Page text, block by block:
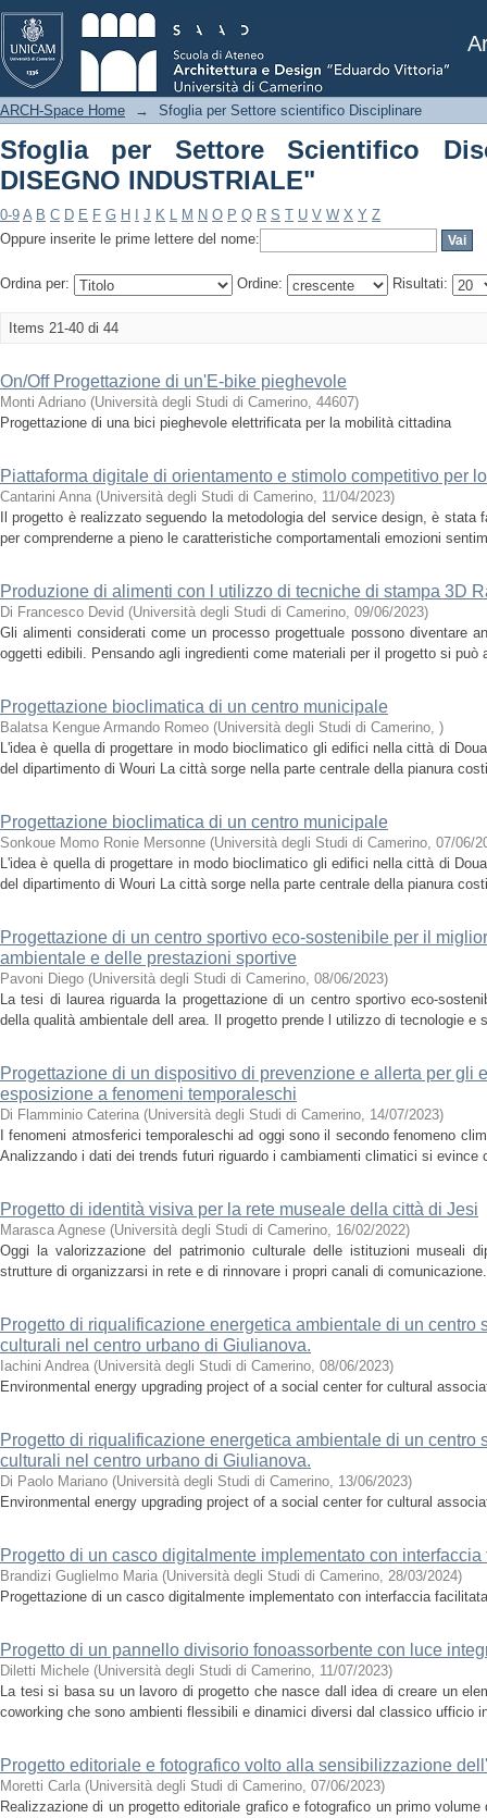
Sfoglia per Settore Scientifico
ARCH-Space Home → Sfoglia per Settore scientifico Disciplinare
Sfoglia per Settore Scientifico
DISEGNO INDUSTRIALE"
0-9 A B C D E F G H J K L M N O P Q R S T U V W X Y Z
Oppure inserite le prime lettere del nome:
Ordina per: Ordine: Risultati:
Items 21-40 di 44
On/Off Progettazione di un'E-bike pieghevole
Monti Adriano (Università degli Studi di Camerino, 44607)
Progettazione di una bici pieghevole elettrificata per la mobilità cittadina
Piattaforma digitale di orientamento e stimolo competitivo per
Cantarini Anna (Università degli Studi di Camerino, 11/04/2023)
Il progetto è realizzato seguendo la metodologia del service design, è
per comprenderne a pieno le caratteristiche comportamentali emozioni
Produzione di alimenti con l utilizzo di tecniche di stampa 3D
Di Francesco Devid (Università degli Studi di Camerino, 09/06/2023)
Gli alimenti considerati come un processo progettuale possono diventare
oggetti edibili. Pensando agli ingredienti come materiali per il progetto si può
Progettazione bioclimatica di un centro municipale
Balatsa Kengue Armando Romeo (Università degli Studi di Camerino, )
L'idea è quella di progettare in modo bioclimatico gli edifici nella città di
del dipartimento di Wouri La città sorge nella parte centrale della pianura
Progettazione bioclimatica di un centro municipale
Sonkoue Momo Ronie Mersonne (Università degli Studi di Camerino, 07/06/
L'idea è quella di progettare in modo bioclimatico gli edifici nella città di
del dipartimento di Wouri La città sorge nella parte centrale della pianura
Progettazione di un centro sportivo eco-sostenibile per il
ambientale e delle prestazioni sportive
Pavoni Diego (Università degli Studi di Camerino, 08/06/2023)
La tesi di laurea riguarda la progettazione di un centro sportivo eco-
della qualità ambientale dell area. Il progetto prende l utilizzo di tecnologie e
Progettazione di un dispositivo di prevenzione e allerta per gli
esposizione a fenomeni temporaleschi
Di Flamminio Caterina (Università degli Studi di Camerino, 14/07/2023)
I fenomeni atmosferici temporaleschi ad oggi sono il secondo fenomeno
Analizzando i dati dei trends futuri riguardo i cambiamenti climatici si evince
Progetto di identità visiva per la rete museale della città di Jesi
Marasca Agnese (Università degli Studi di Camerino, 16/02/2022)
Oggi la valorizzazione del patrimonio culturale delle istituzioni museali
strutture di organizzarsi in rete e di rinnovare i propri canali di
Progetto di riqualificazione energetica ambientale di un centro
culturali nel centro urbano di Giulianova.
Iachini Andrea (Università degli Studi di Camerino, 08/06/2023)
Environmental energy upgrading project of a social center for cultural
Progetto di riqualificazione energetica ambientale di un centro
culturali nel centro urbano di Giulianova.
Di Paolo Mariano (Università degli Studi di Camerino, 13/06/2023)
Environmental energy upgrading project of a social center for cultural
Progetto di un casco digitalmente implementato con interfaccia
Brandizi Guglielmo Maria (Università degli Studi di Camerino, 28/03/2024)
Progettazione di un casco digitalmente implementato con interfaccia facilitata
Progetto di un pannello divisorio fonoassorbente con luce
Diletti Michele (Università degli Studi di Camerino, 11/07/2023)
La tesi si basa su un lavoro di progetto che nasce dall idea di creare un
coworking che sono ambienti flessibili e dinamici diversi dal classico ufficio
Progetto editoriale e fotografico volto alla sensibilizzazione
Moretti Carla (Università degli Studi di Camerino, 07/06/2023)
Realizzazione di un progetto editoriale grafico e fotografico un primo